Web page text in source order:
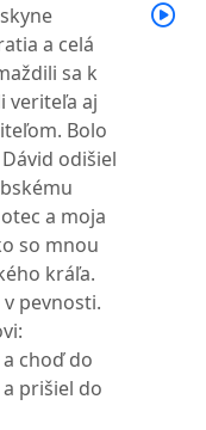
a celá
sa k
veriteľa aj
Bolo
odišiel
a moja
so mnou
kráľa.
pevnosti.
choď do
prišiel do